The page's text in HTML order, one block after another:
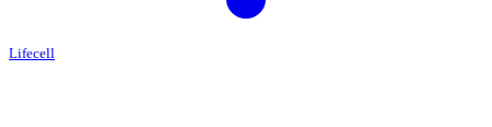
Lifecell